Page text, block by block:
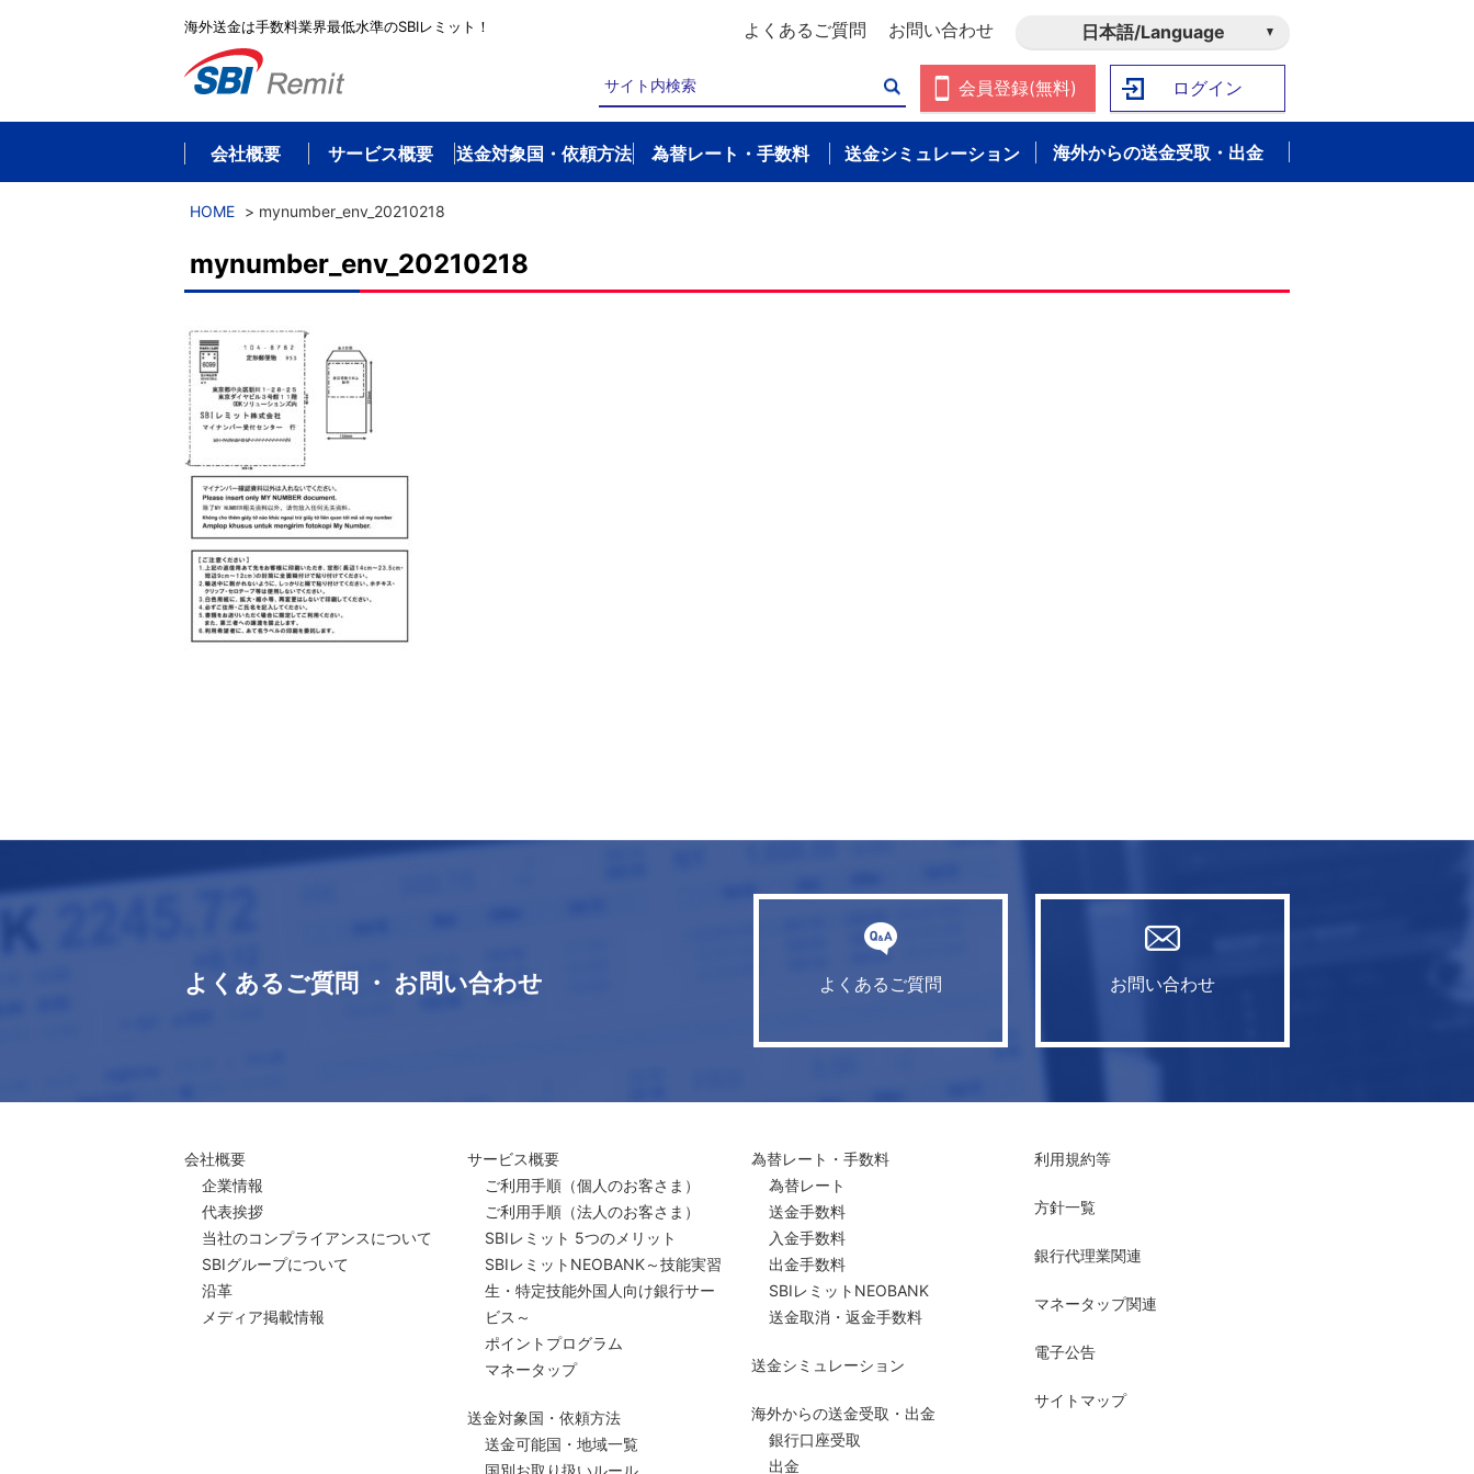
海外送金は手数料業界最低水準のSBIレミット！ よくあるご質問 お問い合わせ 日本語/Language
会員登録(無料) ログイン
会社概要 サービス概要 送金対象国・依頼方法 為替レート・手数料 送金シミュレーション 海外からの送金受取・出金
HOME > mynumber_env_20210218
mynumber_env_20210218
よくあるご質問 ・ お問い合わせ よくあるご質問 お問い合わせ
会社概要
企業情報
代表挨拶
当社のコンプライアンスについて
SBIグループについて
沿革
メディア掲載情報
サービス概要
ご利用手順 （個人のお客さま）
ご利用手順 （法人のお客さま）
SBIレミット 5つのメリット
SBIレミットNEOBANK～技能実習
生・特定技能外国人向け銀行サー
ビス～
ポイントプログラム
マネータップ
送金対象国・依頼方法
送金可能国・地域一覧
国別お取り扱いルール
為替レート・手数料
為替レート
送金手数料
入金手数料
出金手数料
SBIレミットNEOBANK
送金取消・返金手数料
送金シミュレーション
海外からの送金受取・出金
銀行口座受取
出金
利用規約等
方針一覧
銀行代理業関連
マネータップ関連
電子公告
サイトマップ